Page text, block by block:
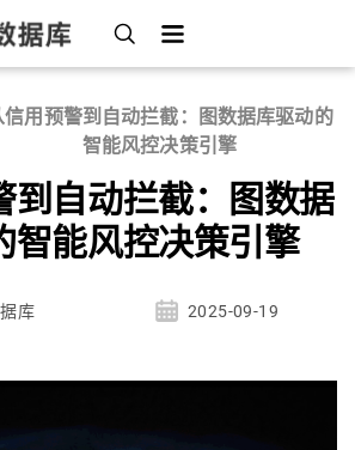
信用预警到自动拦截：图数据库驱动的
智能风控决策引擎
到自动拦截：图数据
智能风控决策引擎
库 2025-09-19